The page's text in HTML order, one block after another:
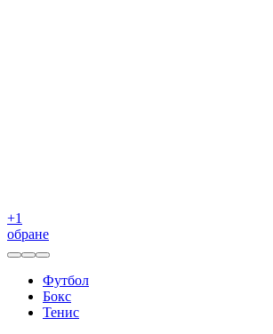
+1
обране
Футбол
Бокс
Тенис